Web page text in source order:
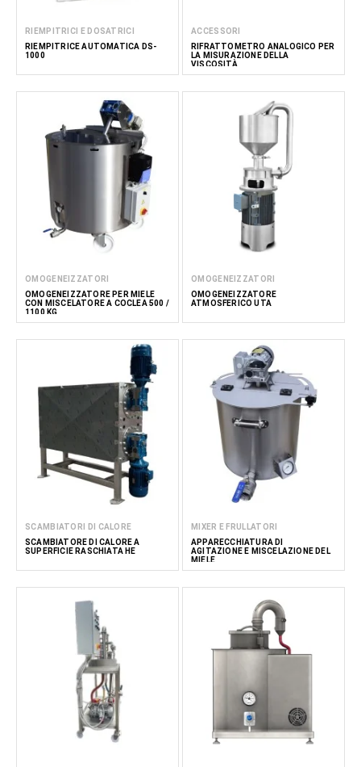
RIEMPITRICI E DOSATRICI
RIEMPITRICE AUTOMATICA DS-
1000
ACCESSORI
RIFRATTOMETRO ANALOGICO PER
LA MISURAZIONE DELLA
VISCOSITÀ
OMOGENEIZZATORI
OMOGENEIZZATORE PER MIELE
CON MISCELATORE A COCLEA 500 /
1100 KG
OMOGENEIZZATORI
OMOGENEIZZATORE
ATMOSFERICO UTA
SCAMBIATORI DI CALORE
SCAMBIATORE DI CALORE A
SUPERFICIE RASCHIATA HE
MIXER E FRULLATORI
APPARECCHIATURA DI
AGITAZIONE E MISCELAZIONE DEL
MIELE